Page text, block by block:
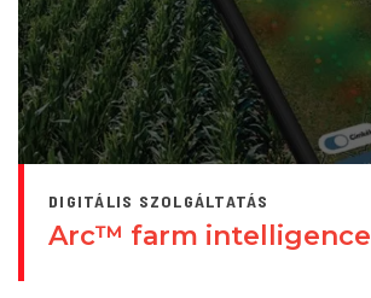
DIGITÁLIS SZOLGÁLTATÁS
Arc™ farm intelligence